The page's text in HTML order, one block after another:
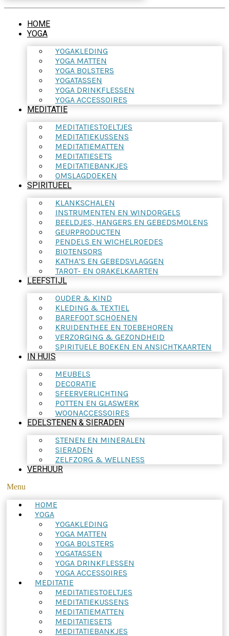
HOME
YOGA
YOGAKLEDING
YOGA MATTEN
YOGA BOLSTERS
YOGATASSEN
YOGA DRINKFLESSEN
YOGA ACCESSOIRES
MEDITATIE
MEDITATIESTOELTJES
MEDITATIEKUSSENS
MEDITATIEMATTEN
MEDITATIESETS
MEDITATIEBANKJES
OMSLAGDOEKEN
SPIRITUEEL
KLANKSCHALEN
INSTRUMENTEN EN WINDORGELS
BEELDJES, HANGERS EN GEBEDSMOLENS
GEURPRODUCTEN
PENDELS EN WICHELROEDES
BIOTENSORS
KATHA’S EN GEBEDSVLAGGEN
TAROT- EN ORAKELKAARTEN
LEEFSTIJL
OUDER & KIND
KLEDING & TEXTIEL
BAREFOOT SCHOENEN
KRUIDENTHEE EN TOEBEHOREN
VERZORGING & GEZONDHEID
SPIRITUELE BOEKEN EN ANSICHTKAARTEN
IN HUIS
MEUBELS
DECORATIE
SFEERVERLICHTING
POTTEN EN GLASWERK
WOONACCESSOIRES
EDELSTENEN & SIERADEN
STENEN EN MINERALEN
SIERADEN
ZELFZORG & WELLNESS
VERHUUR
Menu
HOME
YOGA
YOGAKLEDING
YOGA MATTEN
YOGA BOLSTERS
YOGATASSEN
YOGA DRINKFLESSEN
YOGA ACCESSOIRES
MEDITATIE
MEDITATIESTOELTJES
MEDITATIEKUSSENS
MEDITATIEMATTEN
MEDITATIESETS
MEDITATIEBANKJES